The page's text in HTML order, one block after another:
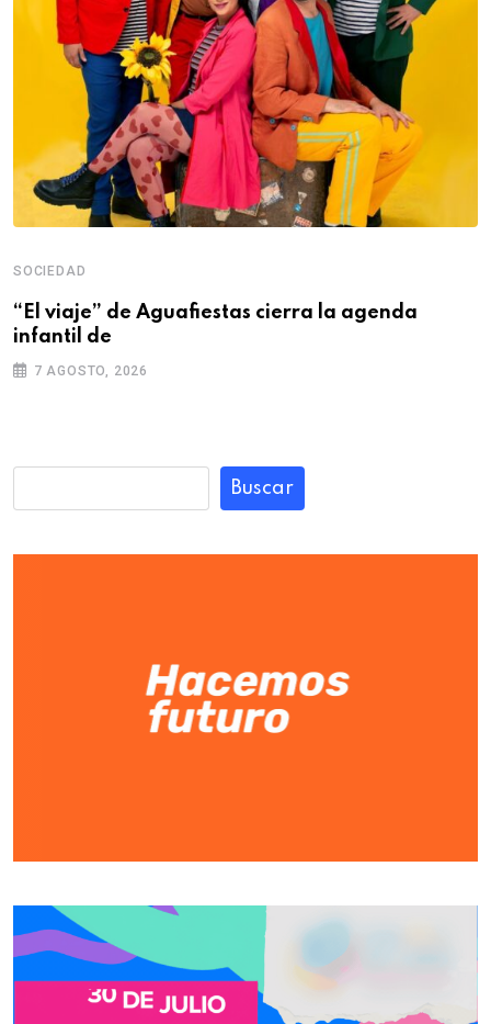
SOCIEDAD
“El viaje” de Aguafiestas cierra la agenda
infantil de
7 AGOSTO, 2026
Buscar